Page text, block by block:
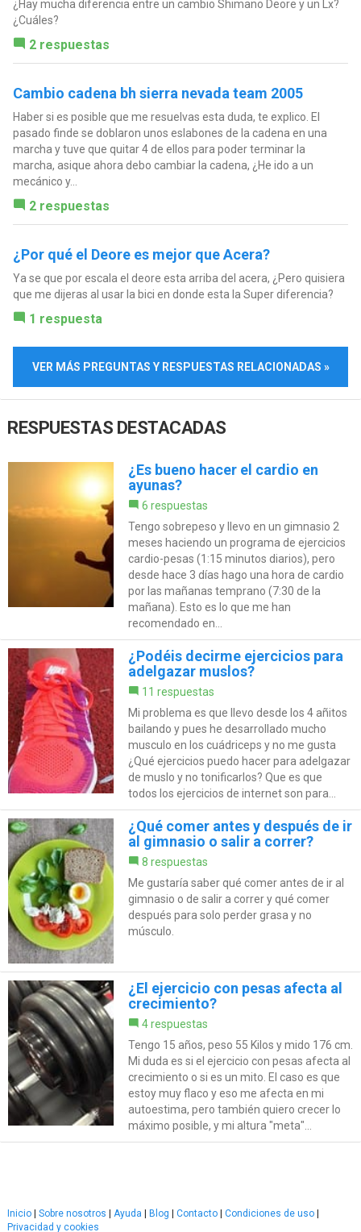
¿Hay mucha diferencia entre un cambio Shimano Deore y un Lx?
¿Cuáles?
2 respuestas
Cambio cadena bh sierra nevada team 2005
Haber si es posible que me resuelvas esta duda, te explico. El
pasado finde se doblaron unos eslabones de la cadena en una
marcha y tuve que quitar 4 de ellos para poder terminar la
marcha, asique ahora debo cambiar la cadena, ¿He ido a un
mecánico y...
2 respuestas
¿Por qué el Deore es mejor que Acera?
Ya se que por escala el deore esta arriba del acera, ¿Pero quisiera
que me dijeras al usar la bici en donde esta la Super diferencia?
1 respuesta
VER MÁS PREGUNTAS Y RESPUESTAS RELACIONADAS »
RESPUESTAS DESTACADAS
¿Es bueno hacer el cardio en
ayunas?
6 respuestas
Tengo sobrepeso y llevo en un gimnasio 2
meses haciendo un programa de ejercicios
cardio-pesas (1:15 minutos diarios), pero
desde hace 3 días hago una hora de cardio
por las mañanas temprano (7:30 de la
mañana). Esto es lo que me han
recomendado en...
¿Podéis decirme ejercicios para
adelgazar muslos?
11 respuestas
Mi problema es que llevo desde los 4 añitos
bailando y pues he desarrollado mucho
musculo en los cuádriceps y no me gusta
¿Qué ejercicios puedo hacer para adelgazar
de muslo y no tonificarlos? Que es que
todos los ejercicios de internet son para...
¿Qué comer antes y después de ir
al gimnasio o salir a correr?
8 respuestas
Me gustaría saber qué comer antes de ir al
gimnasio o de salir a correr y qué comer
después para solo perder grasa y no
músculo.
¿El ejercicio con pesas afecta al
crecimiento?
4 respuestas
Tengo 15 años, peso 55 Kilos y mido 176 cm.
Mi duda es si el ejercicio con pesas afecta al
crecimiento o si es un mito. El caso es que
estoy muy flaco y eso me afecta en mi
autoestima, pero también quiero crecer lo
máximo posible, y mi altura "meta"...
Inicio Sobre nosotros Ayuda Blog Contacto Condiciones de uso
Privacidad y cookies